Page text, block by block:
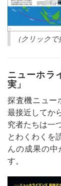
（クリックで
ニューホラ
実」
探査機ニュー
最接近してか
究者たちは一
とわくわくを
んの成果の
す。